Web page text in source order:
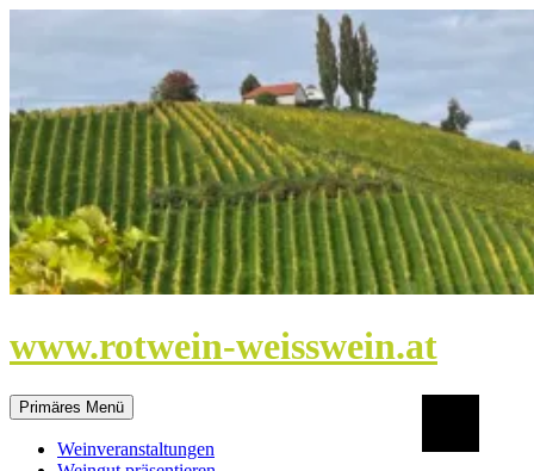
www.rotwein-weisswein.at
Primäres Menü
Weinveranstaltungen